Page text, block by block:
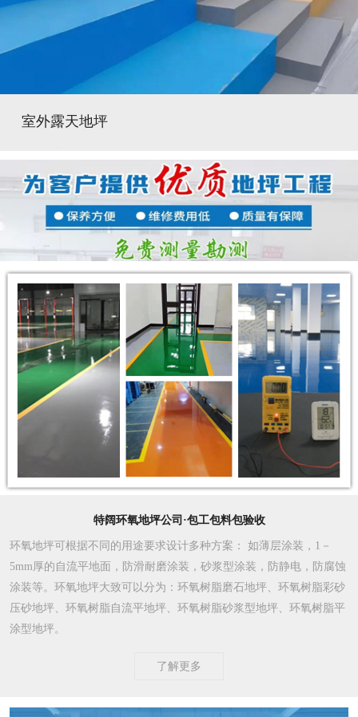
室外露天地坪
特阔环氧地坪公司·包工包料包验收
环氧地坪可根据不同的用途要求设计多种方案 ： 如薄层涂装，1－
5mm厚的自流平地面，防滑耐磨涂装，砂浆型涂装，防静电，防腐蚀
涂装等。环氧地坪大致可以分为：环氧树脂磨石地坪、环氧树脂彩砂
压砂地坪、环氧树脂自流平地坪、环氧树脂砂浆型地坪、环氧树脂平
涂型地坪。
了解更多